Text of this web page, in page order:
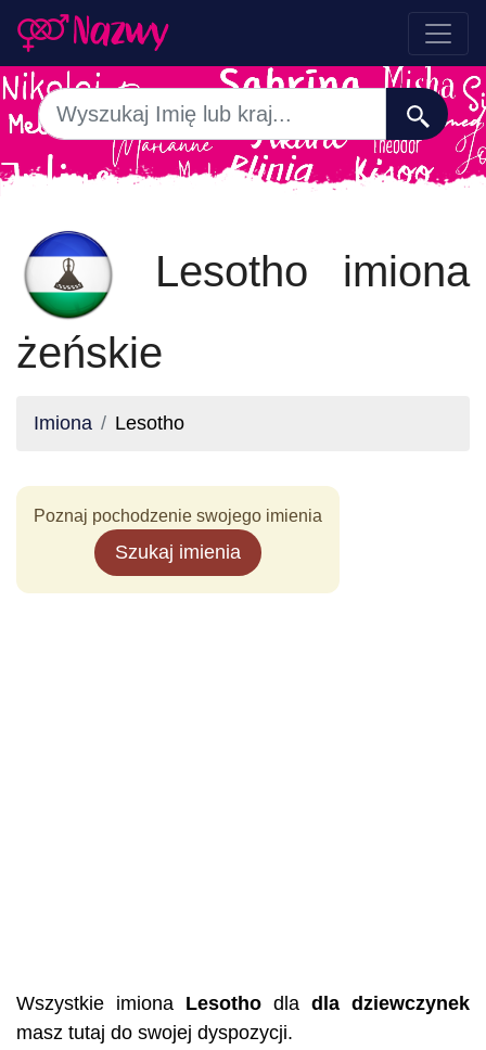
Lesotho imiona
żeńskie
Imiona Lesotho
Poznaj pochodzenie swojego imienia
Szukaj imienia
Wszystkie imiona Lesotho dla dla dziewczynek
masz tutaj do swojej dyspozycji.